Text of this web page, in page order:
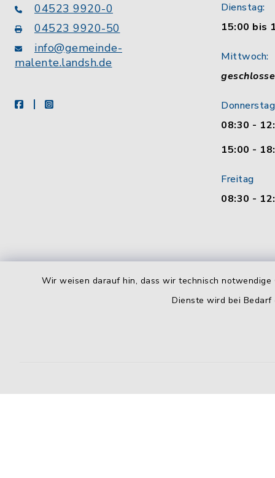
Wir weisen darauf hin, dass wir technisch
Dienste wird bei
04523 9920-0
04523 9920-50
info@gemeinde-
malente.landsh.de
facebookinstagram
Dienstag:
15:00 bis
Mittwoch:
Donnerstag
08:30 -
15:00 -
Freitag
08:30 -